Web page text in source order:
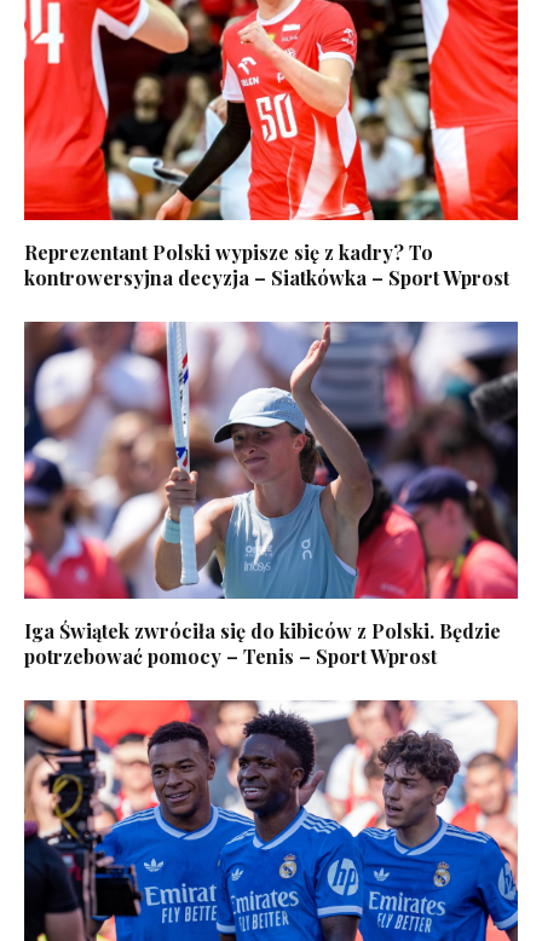
Reprezentant Polski wypisze się z kadry? To
kontrowersyjna decyzja – Siatkówka – Sport Wprost
Iga Świątek zwróciła się do kibiców z Polski. Będzie
potrzebować pomocy – Tenis – Sport Wprost